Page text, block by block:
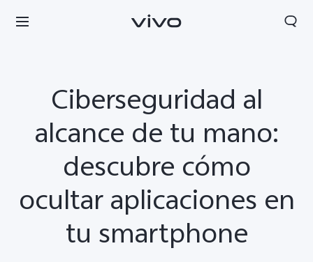
Ciberseguridad al
alcance de tu mano:
descubre cómo
ocultar aplicaciones en
tu smartphone